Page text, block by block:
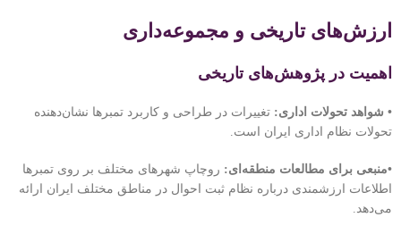
ارزش‌های تاریخی و مجموعه‌داری
اهمیت در پژوهش‌های تاریخی
• شواهد تحولات اداری: تغییرات در طراحی و کاربرد تمبرها نشان‌دهنده
تحولات نظام اداری ایران است.
•منبعی برای مطالعات منطقه‌ای: روچاپ شهرهای مختلف بر روی تمبرها
اطلاعات ارزشمندی درباره نظام ثبت احوال در مناطق مختلف ایران ارائه
می‌دهد.